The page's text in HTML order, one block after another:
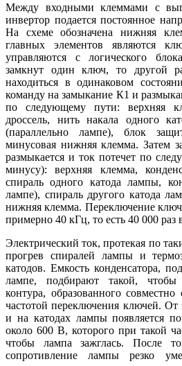
Между входными клеммами с
инвертор подается постоянное
На схеме обозначена нижняя
главных элементов являются
управляются с логического
замкнут один ключ, то другой
находиться в одинаковом
команду на замыкание К1 и
по следующему пути: верхняя
дроссель, нить накала одного
(параллельно лампе), блок
минусовая нижняя клемма. Затем
размыкается и ток потечет по
минусу): верхняя клемма,
спираль одного катода лампы,
лампе), спираль другого катода
нижняя клемма. Переключение
примерно 40 кГц, то есть 40 000 раз
Электрический ток, протекая по
прогрев спиралей лампы и
катодов. Емкость конденсатора,
лампе, подбирают такой, чтобы
контура, образованного
частотой переключения ключей. От
и на катодах лампы появляется
около 600 В, которого при такой
чтобы лампа зажглась. После
сопротивление лампы резко